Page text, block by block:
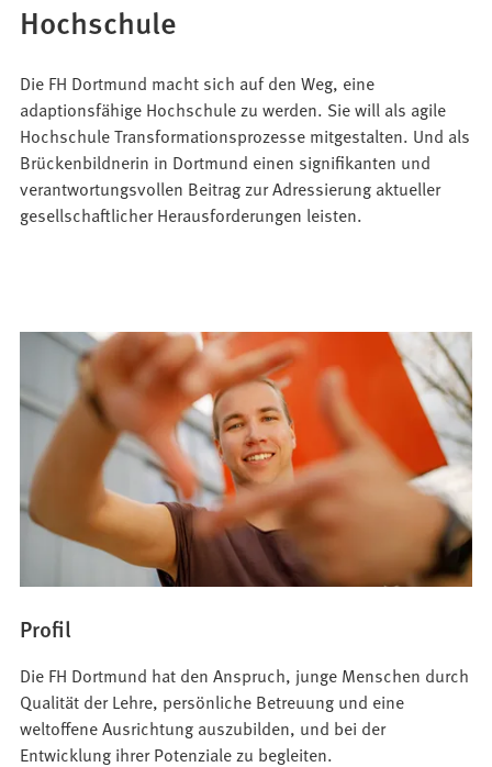
Hochschule
Die FH Dortmund macht sich auf den Weg, eine
adaptionsfähige Hochschule zu werden. Sie will als agile
Hochschule Transformationsprozesse mitgestalten. Und als
Brückenbildnerin in Dortmund einen signifikanten und
verantwortungsvollen Beitrag zur Adressierung aktueller
gesellschaftlicher Herausforderungen leisten.
Profil
Die FH Dortmund hat den Anspruch, junge Menschen durch
Qualität der Lehre, persönliche Betreuung und eine
weltoffene Ausrichtung auszubilden, und bei der
Entwicklung ihrer Potenziale zu begleiten.